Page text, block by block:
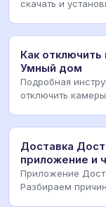
скачать и
Как
Умный дом
Подробная
отключить
Доставка
приложение и
Приложение
Разбираем